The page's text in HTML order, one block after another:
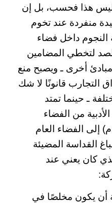
ليس هذا فحسب، بل إن
منفردة عند تخوم
النجوم داخل فضاء
لتخطي المضامين
أخرى ـ ويصبح منع
التجارب قانونًا لا شك
ـ حينما تمتد
الأدبية من الفضاء
إلى الفضاء العام
القداسة المضيئة
كان يعني عند
أن يكون مخلصًا في